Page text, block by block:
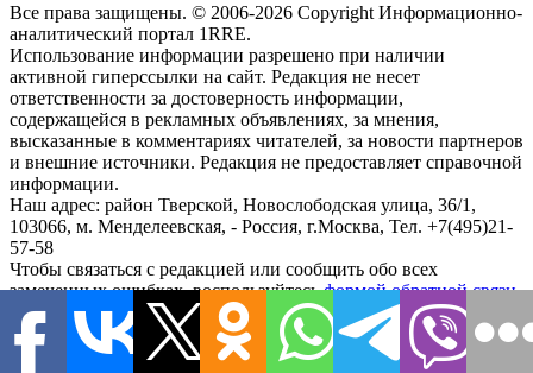
Все права защищены. © 2006-2026 Copyright Информационно-
аналитический портал 1RRE.
Использование информации разрешено при наличии
активной гиперссылки на сайт. Редакция не несет
ответственности за достоверность информации,
содержащейся в рекламных объявлениях, за мнения,
высказанные в комментариях читателей, за новости партнеров
и внешние источники. Редакция не предоставляет справочной
информации.
Наш адрес: район Тверской, Новослободская улица, 36/1 ,
103066, м. Менделеевская, - Россия, г.Москва, Тел. +7(495)21-
57-58
Чтобы связаться с редакцией или сообщить обо всех
замеченных ошибках, воспользуйтесьформой обратной связи.
search close